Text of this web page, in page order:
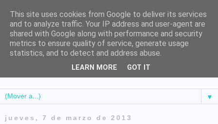
▼
jueves, 7 de marzo de 2013
This site uses cookies from Google to deliver its services
and to analyze traffic. Your IP address and user-agent are
shared with Google along with performance and security
metrics to ensure quality of service, generate usage
statistics, and to detect and address abuse.
LEARN MORE GOT IT